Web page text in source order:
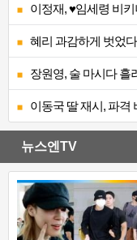
이정재, ♥임세령 비
혜리 과감하게 벗었
장원영, 술 마시다
이동국 딸 재시, 파격
뉴스엔TV